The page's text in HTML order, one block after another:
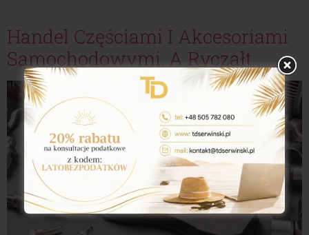
Handel Częściami I Akcesoriami
Samochodowymi, A Ryczałt